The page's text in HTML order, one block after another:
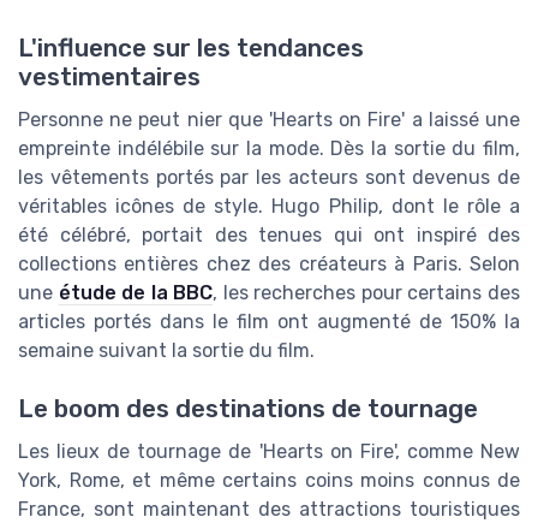
L'influence sur les tendances
vestimentaires
Personne ne peut nier que 'Hearts on Fire' a laissé une
empreinte indélébile sur la mode. Dès la sortie du film,
les vêtements portés par les acteurs sont devenus de
véritables icônes de style. Hugo Philip, dont le rôle a
été célébré, portait des tenues qui ont inspiré des
collections entières chez des créateurs à Paris. Selon
une étude de la BBC, les recherches pour certains des
articles portés dans le film ont augmenté de 150% la
semaine suivant la sortie du film.
Le boom des destinations de tournage
Les lieux de tournage de 'Hearts on Fire', comme New
York, Rome, et même certains coins moins connus de
France, sont maintenant des attractions touristiques